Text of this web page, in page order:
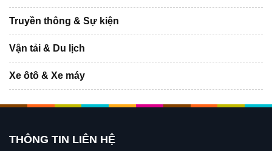
Truyền thông & Sự kiện
Vận tải & Du lịch
Xe ôtô & Xe máy
THÔNG TIN LIÊN HỆ